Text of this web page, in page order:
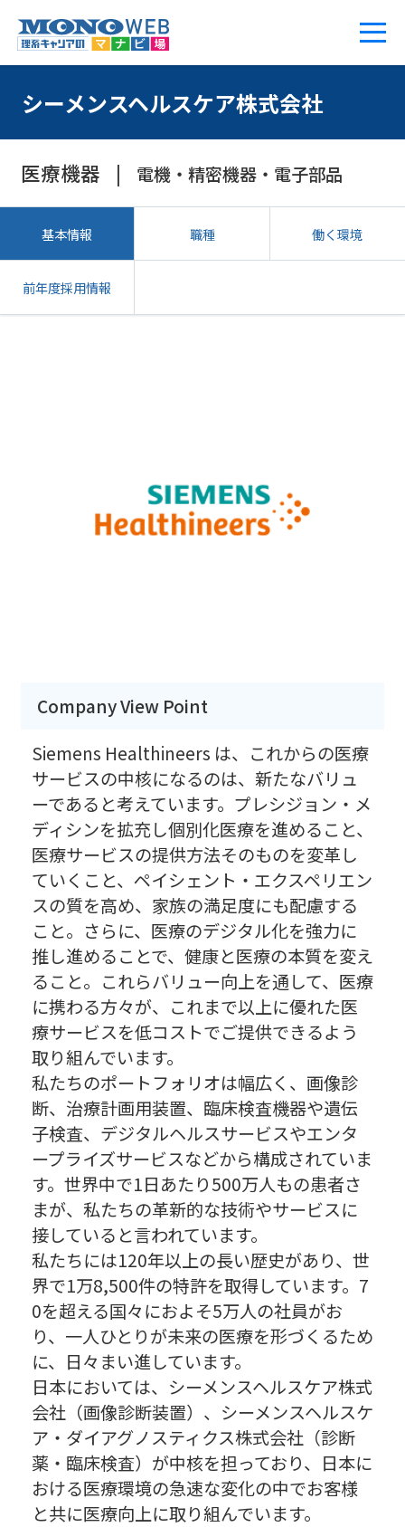
シーメンスヘルスケア株式会社
医療機器 電機・精密機器・電子部品
基本情報 職種 働く環境
前年度採用情報
Company View Point
Siemens Healthineers は、これからの医療
サービスの中核になるのは、新たなバリュ
ーであると考えています。プレシジョン・メ
ディシンを拡充し個別化医療を進めること、
医療サービスの提供方法そのものを変革し
ていくこと、ペイシェント・エクスペリエン
スの質を高め、家族の満足度にも配慮する
こと。さらに、医療のデジタル化を強力に
推し進めることで、健康と医療の本質を変え
ること。これらバリュー向上を通して、医療
に携わる方々が、これまで以上に優れた医
療サービスを低コストでご提供できるよう
取り組んでいます。
私たちのポートフォリオは幅広く、画像診
断、治療計画用装置、臨床検査機器や遺伝
子検査、デジタルヘルスサービスやエンタ
ープライズサービスなどから構成されていま
す。世界中で1日あたり500万人もの患者さ
まが、私たちの革新的な技術やサービスに
接していると言われています。
私たちには120年以上の長い歴史があり、世
界で1万8,500件の特許を取得しています。7
0を超える国々におよそ5万人の社員がお
り、一人ひとりが未来の医療を形づくるため
に、日々まい進しています。
日本においては、シーメンスヘルスケア株式
会社（画像診断装置）、シーメンスヘルスケ
ア・ダイアグノスティクス株式会社（診断
薬・臨床検査）が中核を担っており、日本に
おける医療環境の急速な変化の中でお客様
と共に医療向上に取り組んでいます。